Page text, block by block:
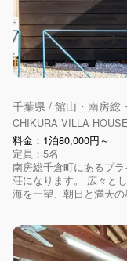
千葉県 / 館山・南房総
CHIKURA VILLA
料金：1泊80,000円～
定員：5名
南房総千倉町にあるプ
荘になります。 広々と
海を一望、朝日と満天